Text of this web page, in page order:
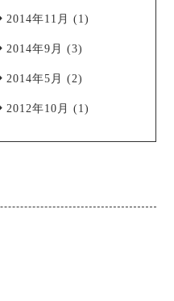
2014年11月 (1)
2014年9月 (3)
2014年5月 (2)
2012年10月 (1)